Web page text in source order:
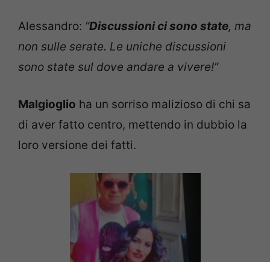
Alessandro: “Discussioni ci sono state, ma
non sulle serate. Le uniche discussioni
sono state sul dove andare a vivere!”
Malgioglio ha un sorriso malizioso di chi sa
di aver fatto centro, mettendo in dubbio la
loro versione dei fatti.